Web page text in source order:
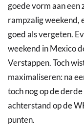
goede vorm aan
rampzalig weekend,
goed als vergeten.
weekend in Mexico
Verstappen. Toch
maximaliseren: na
toch nog op de
achterstand op de
punten.